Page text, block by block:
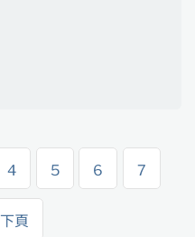
4 5 6 7
下頁